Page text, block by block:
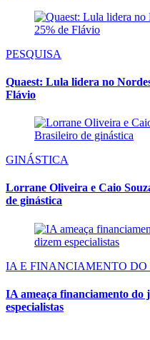
PESQUISA
Quaest: Lula lidera no
Flávio
GINÁSTICA
Lorrane Oliveira e Caio
de ginástica
IA E FINANCIAMENTO DO
IA ameaça financiamento do
especialistas